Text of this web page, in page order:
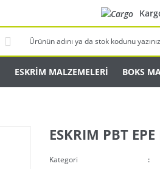
ESKRİM MALZEMELERİ BOKS
ESKRIM PBT
Kategori